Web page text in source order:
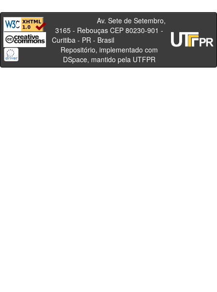
Av. Sete de Setembro,
3165 - Rebouças CEP 80230-901 -
Curitiba - PR - Brasil
Repositório, implementado com
DSpace, mantido pela UTFPR